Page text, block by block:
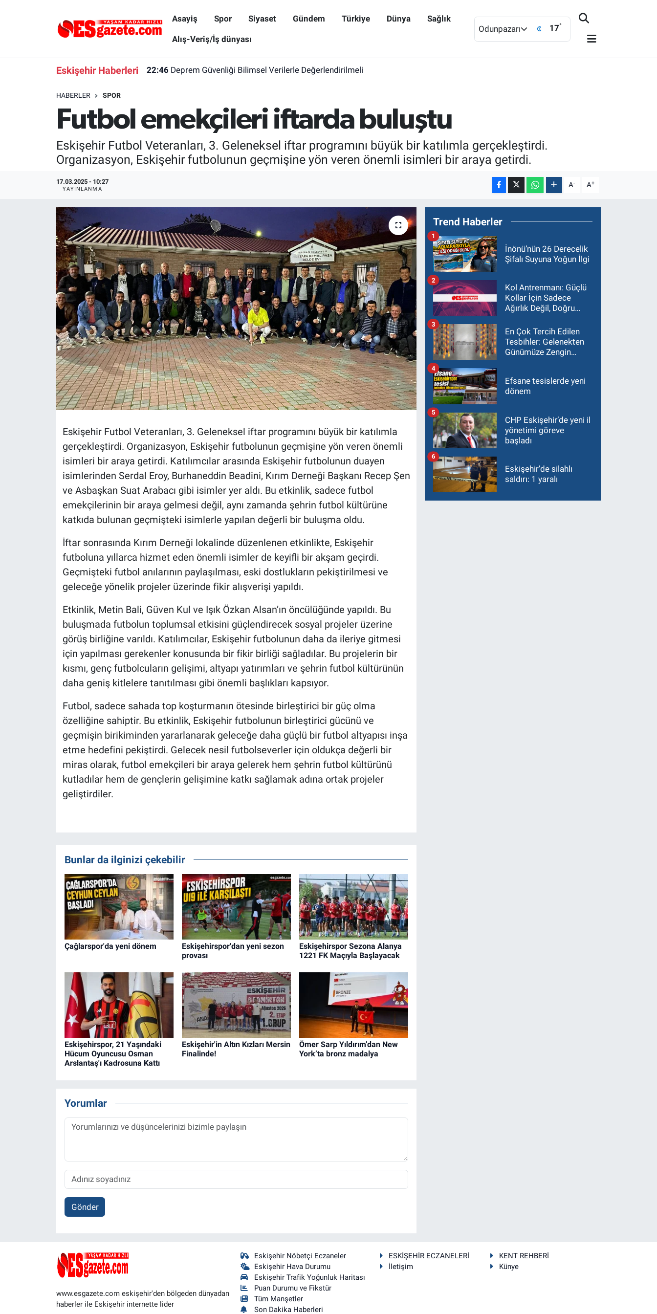
Asayiş Spor Siyaset Gündem Türkiye Dünya Sağlık
Alış-Veriş/İş dünyası
Odunpazarı 17°
Eskişehir Haberleri 22:46 Deprem Güvenliği Bilimsel Verilerle Değerlendirilmeli
HABERLER SPOR
Futbol emekçileri iftarda buluştu
Eskişehir Futbol Veteranları, 3. Geleneksel iftar programını büyük bir katılımla gerçekleştirdi.
Organizasyon, Eskişehir futbolunun geçmişine yön veren önemli isimleri bir araya getirdi.
17.03.2025 - 10:27
YAYINLANMA A- A+
Eskişehir Futbol Veteranları, 3. Geleneksel iftar programını büyük bir katılımla
gerçekleştirdi. Organizasyon, Eskişehir futbolunun geçmişine yön veren önemli
isimleri bir araya getirdi. Katılımcılar arasında Eskişehir futbolunun duayen
isimlerinden Serdal Eroy, Burhaneddin Beadini, Kırım Derneği Başkanı Recep Şen
ve Asbaşkan Suat Arabacı gibi isimler yer aldı. Bu etkinlik, sadece futbol
emekçilerinin bir araya gelmesi değil, aynı zamanda şehrin futbol kültürüne
katkıda bulunan geçmişteki isimlerle yapılan değerli bir buluşma oldu.
İftar sonrasında Kırım Derneği lokalinde düzenlenen etkinlikte, Eskişehir
futboluna yıllarca hizmet eden önemli isimler de keyifli bir akşam geçirdi.
Geçmişteki futbol anılarının paylaşılması, eski dostlukların pekiştirilmesi ve
geleceğe yönelik projeler üzerinde fikir alışverişi yapıldı.
Etkinlik, Metin Bali, Güven Kul ve Işık Özkan Alsan’ın öncülüğünde yapıldı. Bu
buluşmada futbolun toplumsal etkisini güçlendirecek sosyal projeler üzerine
görüş birliğine varıldı. Katılımcılar, Eskişehir futbolunun daha da ileriye gitmesi
için yapılması gerekenler konusunda bir fikir birliği sağladılar. Bu projelerin bir
kısmı, genç futbolcuların gelişimi, altyapı yatırımları ve şehrin futbol kültürünün
daha geniş kitlelere tanıtılması gibi önemli başlıkları kapsıyor.
Futbol, sadece sahada top koşturmanın ötesinde birleştirici bir güç olma
özelliğine sahiptir. Bu etkinlik, Eskişehir futbolunun birleştirici gücünü ve
geçmişin birikiminden yararlanarak geleceğe daha güçlü bir futbol altyapısı inşa
etme hedefini pekiştirdi. Gelecek nesil futbolseverler için oldukça değerli bir
miras olarak, futbol emekçileri bir araya gelerek hem şehrin futbol kültürünü
kutladılar hem de gençlerin gelişimine katkı sağlamak adına ortak projeler
geliştirdiler.
Bunlar da ilginizi çekebilir
Çağlarspor'da yeni dönem
Eskişehirspor'dan yeni sezon
provası
Eskişehirspor Sezona Alanya
1221 FK Maçıyla Başlayacak
Eskişehirspor, 21 Yaşındaki
Hücum Oyuncusu Osman
Arslantaş'ı Kadrosuna Kattı
Eskişehir'in Altın Kızları Mersin
Finalinde!
Ömer Sarp Yıldırım’dan New
York’ta bronz madalya
Yorumlar
Gönder
Trend Haberler
İnönü’nün 26 Derecelik
Şifalı Suyuna Yoğun İlgi
1
Kol Antrenmanı: Güçlü
Kollar İçin Sadece
Ağırlık Değil, Doğru
2
En Çok Tercih Edilen
Tesbihler: Gelenekten
Günümüze Zengin
3
Efsane tesislerde yeni
dönem
4
CHP Eskişehir’de yeni il
yönetimi göreve
başladı
5
Eskişehir’de silahlı
saldırı: 1 yaralı
6
www.esgazete.com eskişehir'den bölgeden dünyadan
haberler ile Eskişehir internette lider
Eskişehir Nöbetçi Eczaneler
Eskişehir Hava Durumu
Eskişehir Trafik Yoğunluk Haritası
Puan Durumu ve Fikstür
Tüm Manşetler
Son Dakika Haberleri
ESKİŞEHİR ECZANELERİ
KENT REHBERİ
İletişim
Künye
Alış-Veriş/İş dünyası
Eskişehirspor Arşivi
Röportaj
Ekonomi
Kültür Sanat
Politika
Kütahya
Magazin
Bilim ve Teknoloji
Eskişehir Nöbetçi Eczaneler
Süper Lig Puan Durumu ve Fikstür
Son Dakika Haberleri
Haber Arşivi